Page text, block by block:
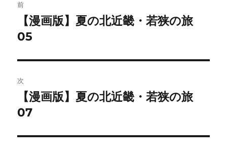
稿
ナ
ビ
ゲ
ー
前
の
稿:
【漫画版】夏の北近畿・若狭の旅
05
次
の
稿:
【漫画版】夏の北近畿・若狭の旅
07